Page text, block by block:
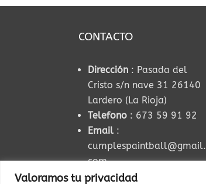
Valoramos tu privacidad
CONTACTO
Dirección : Pasada del
Cristo s/n nave 31 26140
Lardero (La Rioja)
Telefono : 673 59 91 92
Email :
cumplespaintball@gmail.
com